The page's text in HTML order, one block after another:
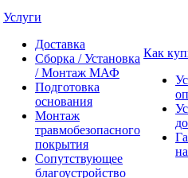
Услуги
Доставка
Сборка / Установка
/ Монтаж МАФ
Подготовка
основания
Монтаж
травмобезопасного
покрытия
Сопутствующее
благоустройство
Как